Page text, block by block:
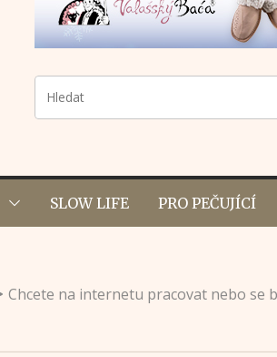
SLOW LIFE PRO PEČUJÍCÍ
Chcete na internetu pracovat nebo se